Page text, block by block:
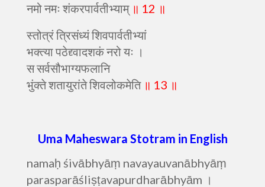
नमो नमः शंकरपार्वतीभ्याम् ॥ 12 ॥
स्तोत्रं त्रिसंध्यं शिवपार्वतीभ्यां
भक्त्या पठेद्द्वादशकं नरो यः ।
स सर्वसौभाग्यफलानि
भुंक्ते शतायुरांते शिवलोकमेति ॥ 13 ॥
Uma Maheswara Stotram in English
namaḥ śivābhyāṃ navayauvanābhyāṃ
parasparāśliṣṭavapurdharābhyām ।